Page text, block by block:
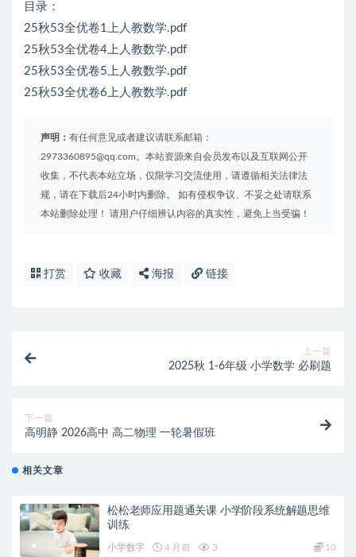
目录：
25秋53全优卷1上人教数学.pdf
25秋53全优卷4上人教数学.pdf
25秋53全优卷5上人教数学.pdf
25秋53全优卷6上人教数学.pdf
声明： 有任何意见或者建议请联系邮箱：
2973360895@qq.com。本站资源来自会员发布以及互联网公开
收集，不代表本站立场，仅限学习交流使用，请遵循相关法律法
规，请在下载后24小时内删除。 如有侵权争议、不妥之处请联系
本站删除处理！ 请用户仔细辨认内容的真实性，避免上当受骗！
打赏 收藏 海报 链接
上一篇
2025秋 1-6年级 小学数学 必刷题
下一篇
高明静 2026高中 高二物理 一轮暑假班
相关文章
松松老师应用题通关课 小学阶段系统解题思维
训练
小学数字 4 月前 3 10